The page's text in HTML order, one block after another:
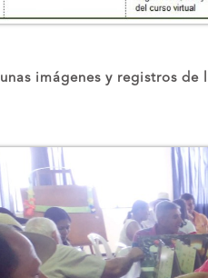
imágenes y registros de